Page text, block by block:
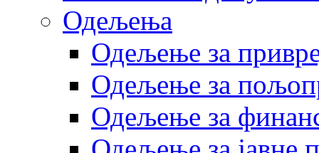
Одељења
Одељење за
Одељење за
Одељење за